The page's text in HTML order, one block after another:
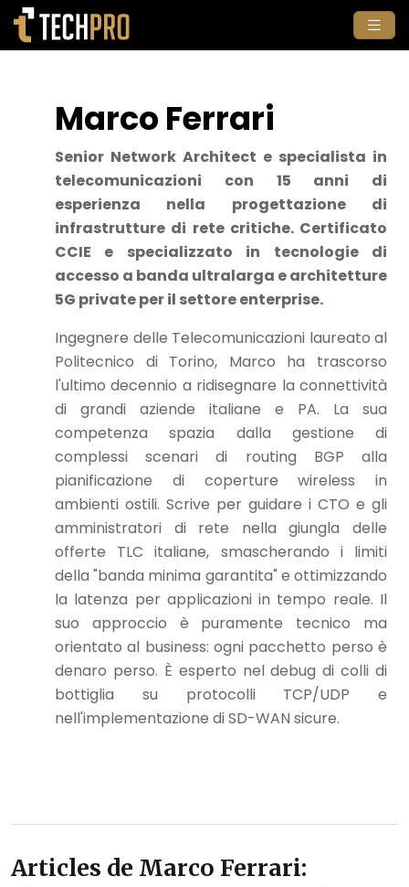
Marco Ferrari
Senior Network Architect e specialista in
telecomunicazioni con 15 anni di
esperienza nella progettazione di
infrastrutture di rete critiche. Certificato
CCIE e specializzato in tecnologie di
accesso a banda ultralarga e architetture
5G private per il settore enterprise.
Ingegnere delle Telecomunicazioni laureato al
Politecnico di Torino, Marco ha trascorso
l'ultimo decennio a ridisegnare la connettività
di grandi aziende italiane e PA. La sua
competenza spazia dalla gestione di
complessi scenari di routing BGP alla
pianificazione di coperture wireless in
ambienti ostili. Scrive per guidare i CTO e gli
amministratori di rete nella giungla delle
offerte TLC italiane, smascherando i limiti
della "banda minima garantita" e ottimizzando
la latenza per applicazioni in tempo reale. Il
suo approccio è puramente tecnico ma
orientato al business: ogni pacchetto perso è
denaro perso. È esperto nel debug di colli di
bottiglia su protocolli TCP/UDP e
nell'implementazione di SD-WAN sicure.
Articles de Marco Ferrari: